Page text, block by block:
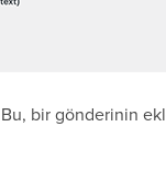
bir gönderinin